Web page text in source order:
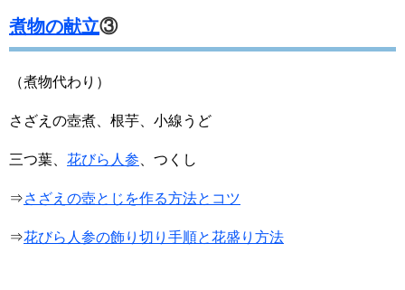
煮物の献立③
（煮物代わり）
さざえの壺煮、根芋、小線うど
三つ葉、 花びら人参 、つくし
⇒さざえの壺とじを作る方法とコツ
⇒花びら人参の飾り切り手順と花盛り方法